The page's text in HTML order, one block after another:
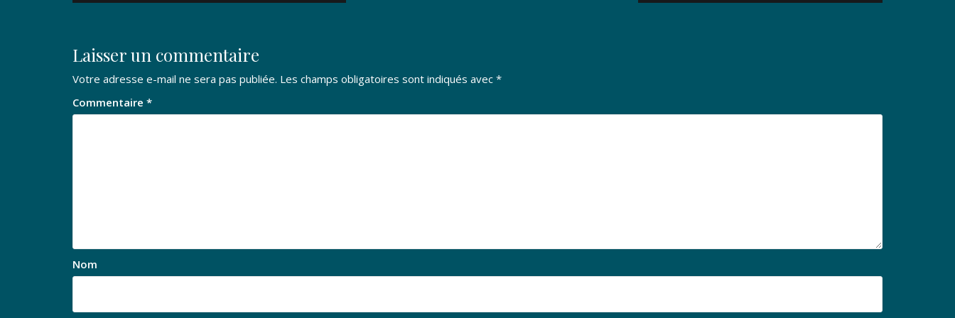
Laisser un commentaire
Votre adresse e-mail ne sera pas publiée. Les champs obligatoires sont indiqués avec *
Commentaire *
Nom